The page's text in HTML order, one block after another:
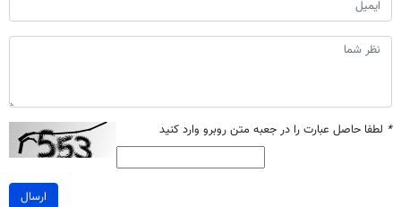
* لطفا حاصل عبارت را در جعبه متن روبرو وارد کنید
ارسال